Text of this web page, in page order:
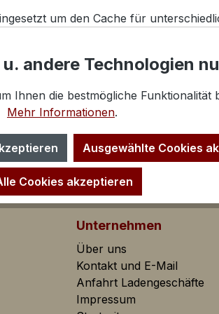
Unternehmen
Über uns
Kontakt und E-Mail
Anfahrt Ladengeschäfte
Impressum
um den Cache für
trägt zu Ihrer Sicherheit bei. Es
gegen unerwünschte
Informationen über das Verhalten
andere Technologien
Ihnen die bestmögliche Funktionalität
Mehr Informationen.
Ausgewählte Cookies
Cookies akzeptieren